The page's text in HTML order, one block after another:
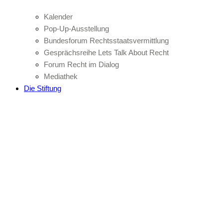
Kalender
Pop-Up-Ausstellung
Bundesforum Rechtsstaatsvermittlung
Gesprächsreihe Lets Talk About Recht
Forum Recht im Dialog
Mediathek
Die Stiftung